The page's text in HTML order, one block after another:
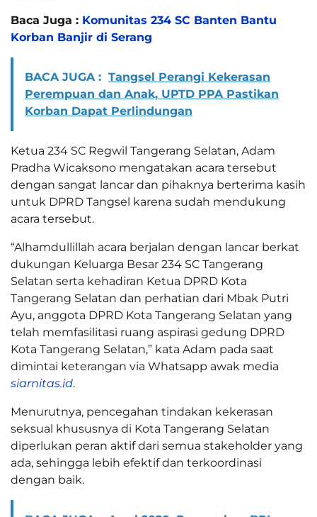
Baca Juga : Komunitas 234 SC Banten Bantu
Korban Banjir di Serang
BACA JUGA : Tangsel Perangi Kekerasan
Perempuan dan Anak, UPTD PPA Pastikan
Korban Dapat Perlindungan
Ketua 234 SC Regwil Tangerang Selatan, Adam
Pradha Wicaksono mengatakan acara tersebut
dengan sangat lancar dan pihaknya berterima kasih
untuk DPRD Tangsel karena sudah mendukung
acara tersebut.
“Alhamdullillah acara berjalan dengan lancar berkat
dukungan Keluarga Besar 234 SC Tangerang
Selatan serta kehadiran Ketua DPRD Kota
Tangerang Selatan dan perhatian dari Mbak Putri
Ayu, anggota DPRD Kota Tangerang Selatan yang
telah memfasilitasi ruang aspirasi gedung DPRD
Kota Tangerang Selatan,” kata Adam pada saat
dimintai keterangan via Whatsapp awak media
siarnitas.id.
Menurutnya, pencegahan tindakan kekerasan
seksual khususnya di Kota Tangerang Selatan
diperlukan peran aktif dari semua stakeholder yang
ada, sehingga lebih efektif dan terkoordinasi
dengan baik.